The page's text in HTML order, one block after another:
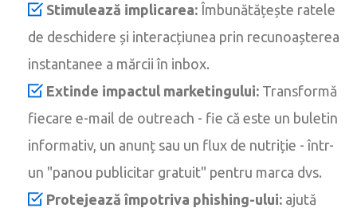
Stimulează implicarea: Îmbunătățește ratele
de deschidere și interacțiunea prin recunoașterea
instantanee a mărcii în inbox.
Extinde impactul marketingului: Transformă
fiecare e-mail de outreach - fie că este un buletin
informativ, un anunț sau un flux de nutriție - într-
un "panou publicitar gratuit" pentru marca dvs.
Protejează împotriva phishing-ului: ajută